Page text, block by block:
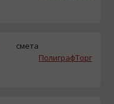
смета
ПолиграфТорг